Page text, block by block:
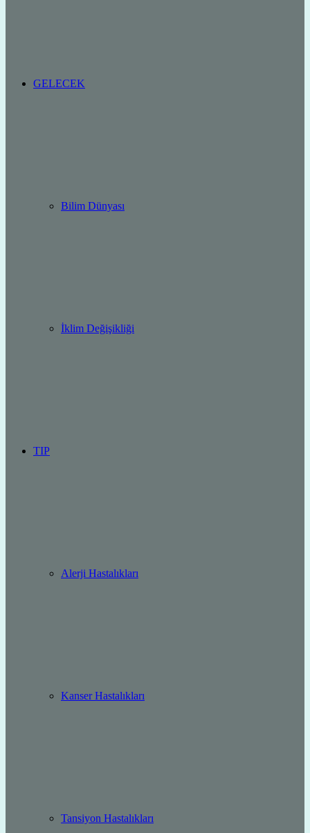
GELECEK
Bilim Dünyası
İklim Değişikliği
TIP
Alerji Hastalıkları
Kanser Hastalıkları
Tansiyon Hastalıkları